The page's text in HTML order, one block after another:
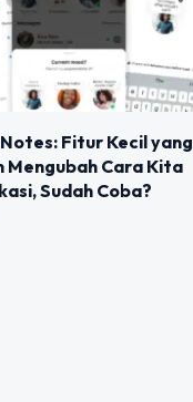
Fitur Kecil yang
Mengubah Cara Kita
Sudah Coba?